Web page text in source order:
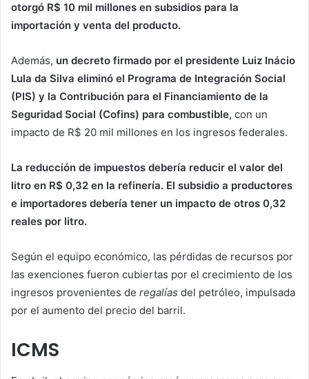
otorgó R$ 10 mil millones en subsidios para la
importación y venta del producto.
Además, un decreto firmado por el presidente Luiz Inácio
Lula da Silva eliminó el Programa de Integración Social
(PIS) y la Contribución para el Financiamiento de la
Seguridad Social (Cofins) para combustible, con un
impacto de R$ 20 mil millones en los ingresos federales.
La reducción de impuestos debería reducir el valor del
litro en R$ 0,32 en la refinería. El subsidio a productores
e importadores debería tener un impacto de otros 0,32
reales por litro.
Según el equipo económico, las pérdidas de recursos por
las exenciones fueron cubiertas por el crecimiento de los
ingresos provenientes de regalías del petróleo, impulsada
por el aumento del precio del barril.
ICMS